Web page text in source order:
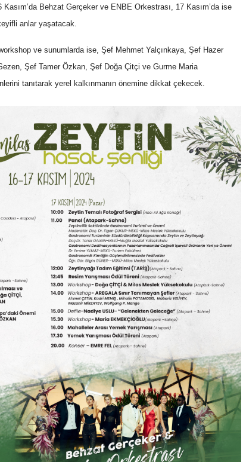
Behzat Gerçeker ve ENBE Orkestrası, 17 Kasım’da ise
anlar yaşatacak.
ve sunumlarda ise, Şef Mehmet Yalçınkaya, Şef Hazer
Şef Tamer Özkan, Şef Doğa Çitçi ve Gurme Maria
tanıtarak yerel kalkınmanın önemine dikkat çekecek.